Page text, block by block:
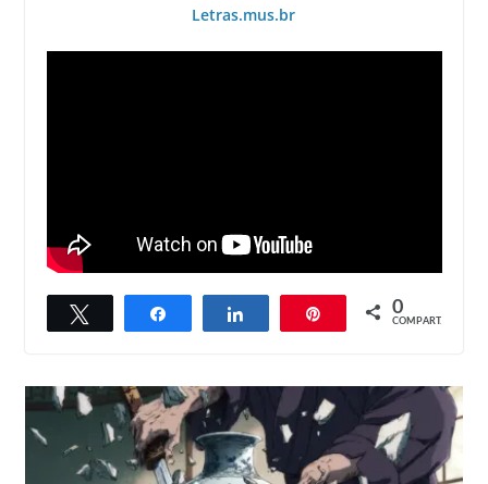
Letras.mus.br
Compartilhar Compartilhar 0
COMPART.